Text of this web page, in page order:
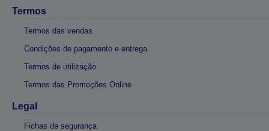
Termos
Termos das vendas
Condições de pagamento e entrega
Termos de utilização
Termos das Promoções Online
Legal
Fichas de segurança